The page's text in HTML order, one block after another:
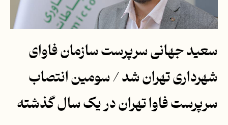
سعید جهانی سرپرست سازمان فاوای
شهرداری تهران شد / سومین انتصاب
سرپرست فاوا تهران در یک سال گذشته